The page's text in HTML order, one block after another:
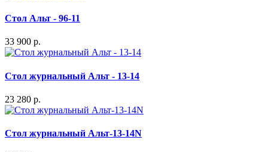
Стол Альт - 96-11
33 900 р.
Стол журнальный Альт - 13-14
23 280 р.
Стол журнальный Альт-13-14N